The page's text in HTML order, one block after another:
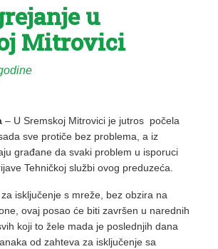
u
Mitrovici
– U Sremskoj Mitrovici je jutros počela
sve protiče bez problema, a iz
građane da svaki problem u isporuci
Tehničkoj službi ovog preduzeća.
isključenje s mreže, bez obzira na
ovaj posao će biti završen u narednih
koji to žele mada je poslednjih dana
od zahteva za isključenje sa